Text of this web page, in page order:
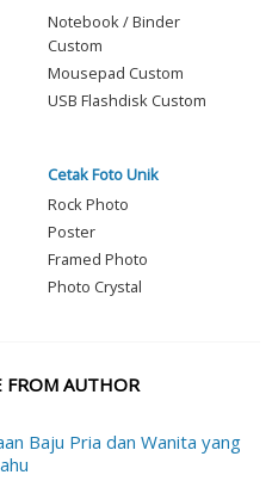
Notebook / Binder
Custom
Mousepad Custom
USB Flashdisk Custom
Cetak Foto Unik
Rock Photo
Poster
Framed Photo
Photo Crystal
FROM AUTHOR
Baju Pria dan Wanita yang